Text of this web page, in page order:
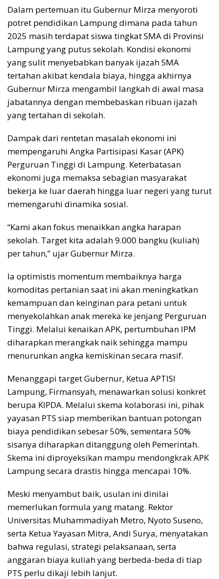
Dalam pertemuan itu Gubernur Mirza menyoroti
potret pendidikan Lampung dimana pada tahun
2025 masih terdapat siswa tingkat SMA di Provinsi
Lampung yang putus sekolah. Kondisi ekonomi
yang sulit menyebabkan banyak ijazah SMA
tertahan akibat kendala biaya, hingga akhirnya
Gubernur Mirza mengambil langkah di awal masa
jabatannya dengan membebaskan ribuan ijazah
yang tertahan di sekolah.
Dampak dari rentetan masalah ekonomi ini
mempengaruhi Angka Partisipasi Kasar (APK)
Perguruan Tinggi di Lampung. Keterbatasan
ekonomi juga memaksa sebagian masyarakat
bekerja ke luar daerah hingga luar negeri yang turut
memengaruhi dinamika sosial.
“Kami akan fokus menaikkan angka harapan
sekolah. Target kita adalah 9.000 bangku (kuliah)
per tahun,” ujar Gubernur Mirza.
Ia optimistis momentum membaiknya harga
komoditas pertanian saat ini akan meningkatkan
kemampuan dan keinginan para petani untuk
menyekolahkan anak mereka ke jenjang Perguruan
Tinggi. Melalui kenaikan APK, pertumbuhan IPM
diharapkan merangkak naik sehingga mampu
menurunkan angka kemiskinan secara masif.
Menanggapi target Gubernur, Ketua APTISI
Lampung, Firmansyah, menawarkan solusi konkret
berupa KIPDA. Melalui skema kolaborasi ini, pihak
yayasan PTS siap memberikan bantuan potongan
biaya pendidikan sebesar 50%, sementara 50%
sisanya diharapkan ditanggung oleh Pemerintah.
Skema ini diproyeksikan mampu mendongkrak APK
Lampung secara drastis hingga mencapai 10%.
Meski menyambut baik, usulan ini dinilai
memerlukan formula yang matang. Rektor
Universitas Muhammadiyah Metro, Nyoto Suseno,
serta Ketua Yayasan Mitra, Andi Surya, menyatakan
bahwa regulasi, strategi pelaksanaan, serta
anggaran biaya kuliah yang berbeda-beda di tiap
PTS perlu dikaji lebih lanjut.